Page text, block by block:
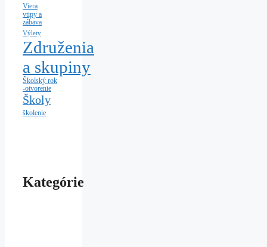
Viera
vtipy a
zábava
Výlety
Združenia
a skupiny
Školský rok
-otvorenie
Školy
školenie
Kategórie